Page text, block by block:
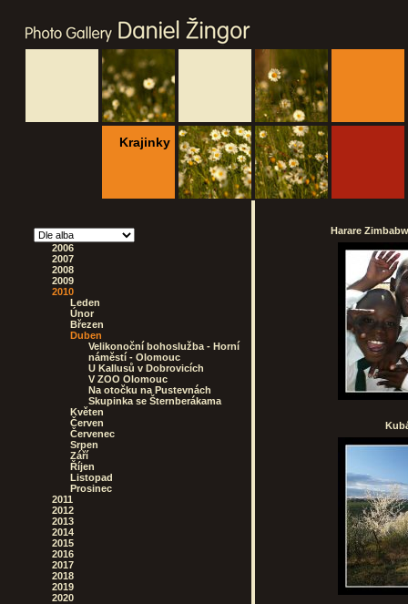
Krajinky
2006
2007
2008
2009
2010
Leden
Únor
Březen
Duben
Velikonoční bohoslužba - Horní
náměstí - Olomouc
U Kallusů v Dobrovicích
V ZOO Olomouc
Na otočku na Pustevnách
Skupinka se Šternberákama
Květen
Červen
Červenec
Srpen
Září
Říjen
Listopad
Prosinec
2011
2012
2013
2014
2015
2016
2017
2018
2019
2020
Harare